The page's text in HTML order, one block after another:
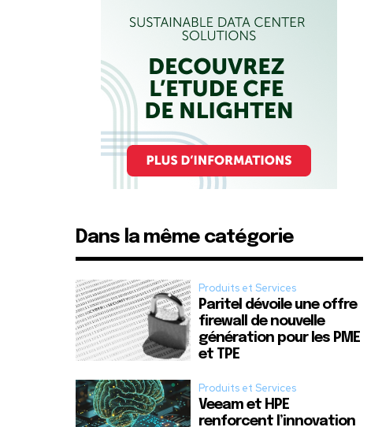
Dans la même catégorie
Produits et Services
Paritel dévoile une offre
firewall de nouvelle
génération pour les PME
et TPE
Produits et Services
Veeam et HPE
renforcent l’innovation